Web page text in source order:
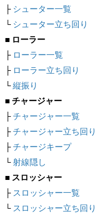
├ シューター一覧
└ シューター立ち回り
■ ローラー
├ ローラー一覧
├ ローラー立ち回り
└縦振り
■ チャージャー
├チャージャー一覧
├チャージャー立ち回り
├チャージキープ
└射線隠し
■ スロッシャー
├スロッシャー一覧
└スロッシャー立ち回り